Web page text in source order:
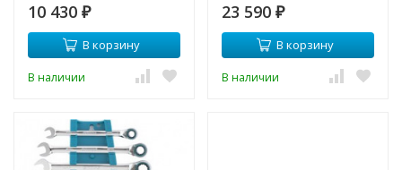
10 430 ₽
В корзину
В наличии
23 590 ₽
В корзину
В наличии